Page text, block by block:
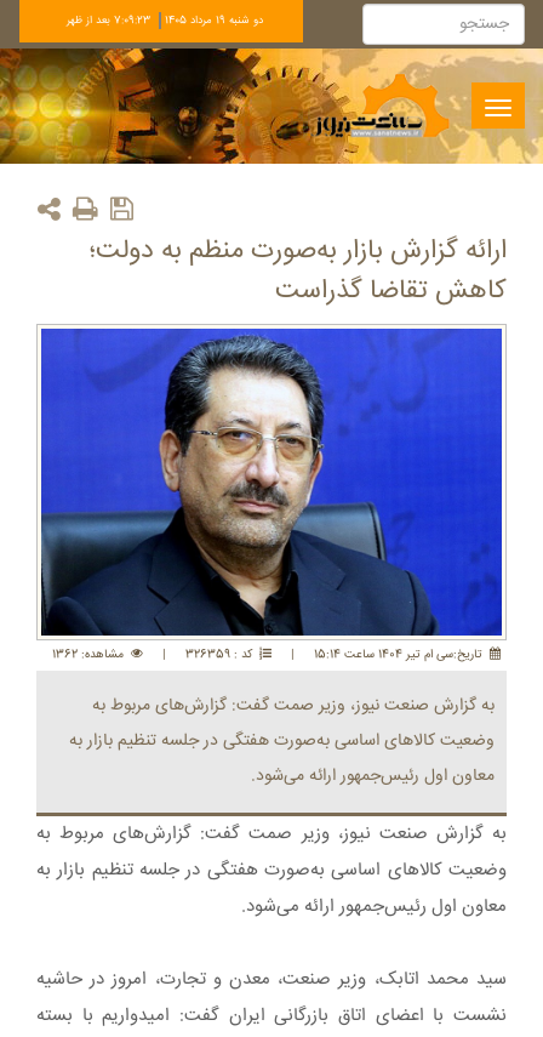
دو شنبه 19 مرداد 1405 7:09:23 بعد از ظهر
Toggle
navigation
ارائه گزارش‌ بازار به‌صورت منظم به دولت؛
کاهش تقاضا گذراست
تاريخ:سی ام تير 1404 ساعت 15:14 | کد : 326359 | مشاهده: 1362
به گزارش صنعت نیوز، وزیر صمت گفت: گزارش‌های مربوط به
وضعیت کالاهای اساسی به‌صورت هفتگی در جلسه تنظیم بازار به
معاون اول رئیس‌جمهور ارائه می‌شود.
به گزارش صنعت نیوز، وزیر صمت گفت: گزارش‌های مربوط به
وضعیت کالاهای اساسی به‌صورت هفتگی در جلسه تنظیم بازار به
معاون اول رئیس‌جمهور ارائه می‌شود.
سید محمد اتابک، وزیر صنعت، معدن و تجارت، امروز در حاشیه
نشست با اعضای اتاق بازرگانی ایران گفت: امیدواریم با بسته